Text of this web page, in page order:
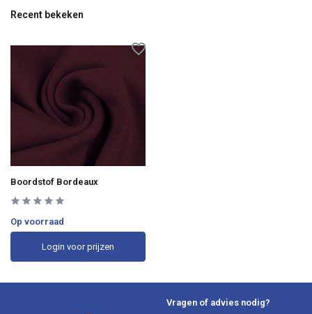
Recent bekeken
Boordstof Bordeaux
Op voorraad
Login voor prijzen
Vragen of advies nodig?